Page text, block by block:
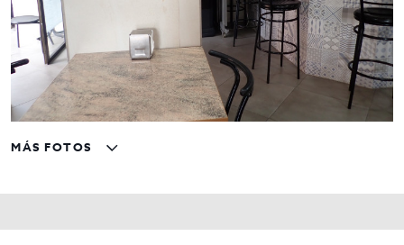
MÁS FOTOS